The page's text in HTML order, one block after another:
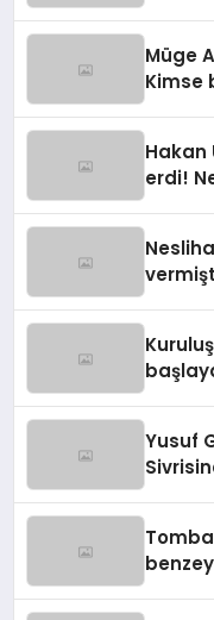
Müge
Kimse
Hakan
erdi!
Yusuf